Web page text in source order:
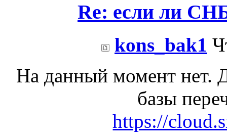
Re: если ли
kons_bak1
На данный момент нет.
базы
https://